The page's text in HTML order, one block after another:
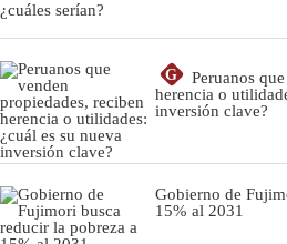
G
Peruanos
herencia o
inversión clave?
Gobierno de
15% al 2031